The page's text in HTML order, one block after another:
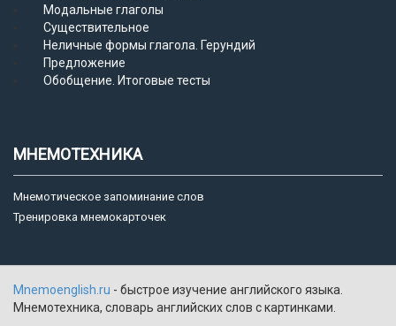
Модальные глаголы
Существительное
Неличные формы глагола. Герундий
Предложение
Обобщение. Итоговые тесты
МНЕМОТЕХНИКА
Мнемотическое запоминание слов
Тренировка мнемокарточек
Mnemoenglish.ru - быстрое изучение английского языка.
Мнемотехника, словарь английских слов с картинками.